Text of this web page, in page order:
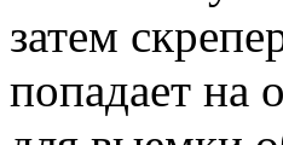
затем
попадает на